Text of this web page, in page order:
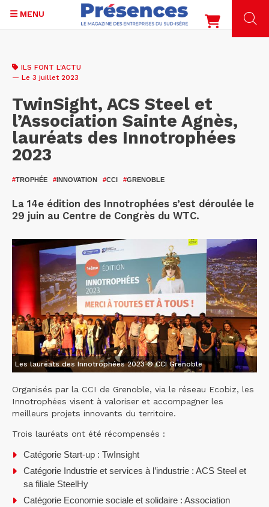
contenu
MENU
ILS FONT L'ACTU
— Le 3 juillet 2023
TwinSight, ACS Steel et
l’Association Sainte Agnès,
lauréats des Innotrophées
2023
#TROPHÉE #INNOVATION #CCI #GRENOBLE
La 14e édition des Innotrophées s’est déroulée le
29 juin au Centre de Congrès du WTC.
Les lauréats des Innotrophées 2023 © CCI Grenoble
Organisés par la CCI de Grenoble, via le réseau Ecobiz, les
Innotrophées visent à valoriser et accompagner les
meilleurs projets innovants du territoire.
Trois lauréats ont été récompensés :
Catégorie Start-up : TwInsight
Catégorie Industrie et services à l’industrie : ACS Steel et
sa filiale SteelHy
Catégorie Economie sociale et solidaire : Association